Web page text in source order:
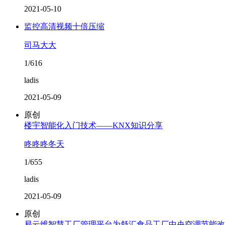
2021-05-10
监控高清视频十倍压缩
司马大大
1/616
ladis
2021-05-09
原创
楼宇智能化入门技术——KNX知识分享
咚咚咚冬天
1/655
ladis
2021-05-09
原创